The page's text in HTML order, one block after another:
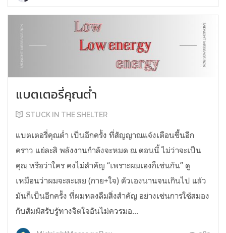
แบตเตอรี่คุณต่ำ
STUCK IN THE SHELTER
แบตเตอรี่คุณต่ำ เป็นอีกครั้ง ที่สัญญาณแจ้งเตือนขึ้นอีก
คราว แย่ละสิ พลังงานกำลังจะหมด ณ ตอนนี้ ไม่ว่าจะเป็น
คุณ หรือว่าใคร คงไม่สำคัญ “เพราะผมเองก็เช่นกัน” ดู
เหมือนว่าผมจะละเลย (กาย+ใจ) ตัวเองนานจนเกินไป แล้ว
มันก็เป็นอีกครั้ง ที่ผมหลงลืมสิ่งสำคัญ อย่างเช่นการใช้สมอง
กับสัมผัสรับรู้ทางจิตใจอันไม่ควรมอ...